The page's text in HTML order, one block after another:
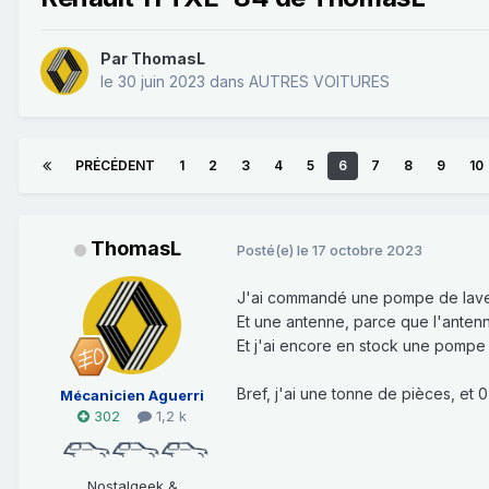
Par ThomasL
le 30 juin 2023 dans AUTRES VOITURES
PRÉCÉDENT 1 2 3 4 5 6 7 8 9 10
ThomasL
Mécanicien Aguerri
302
1,2 k
Posté(e) le 17 octobre 2023
J'ai commandé une pompe de
Et une antenne, parce que
Et j'ai encore en stock une
Bref, j'ai une tonne de pièces, et